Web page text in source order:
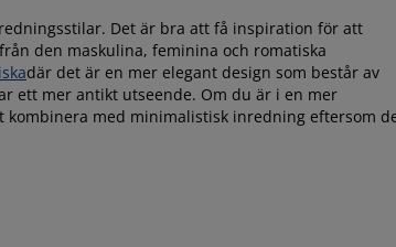
Det är bra att få inspiration för att
den maskulina, feminina och romatiska
där det är en mer elegant design som består av
ett mer antikt utseende. Om du är i en mer
kombinera med minimalistisk inredning eftersom